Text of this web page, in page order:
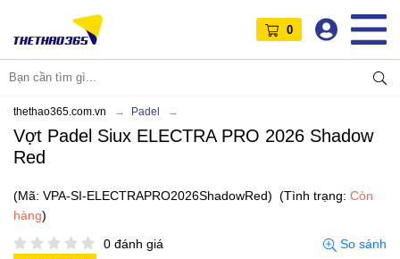
0
thethao365.com.vn Padel
Vợt Padel Siux ELECTRA PRO 2026 Shadow
Red
(Mã: VPA-SI-ELECTRAPRO2026ShadowRed) (Tình trạng: Còn
hàng)
0 đánh giá
So sánh